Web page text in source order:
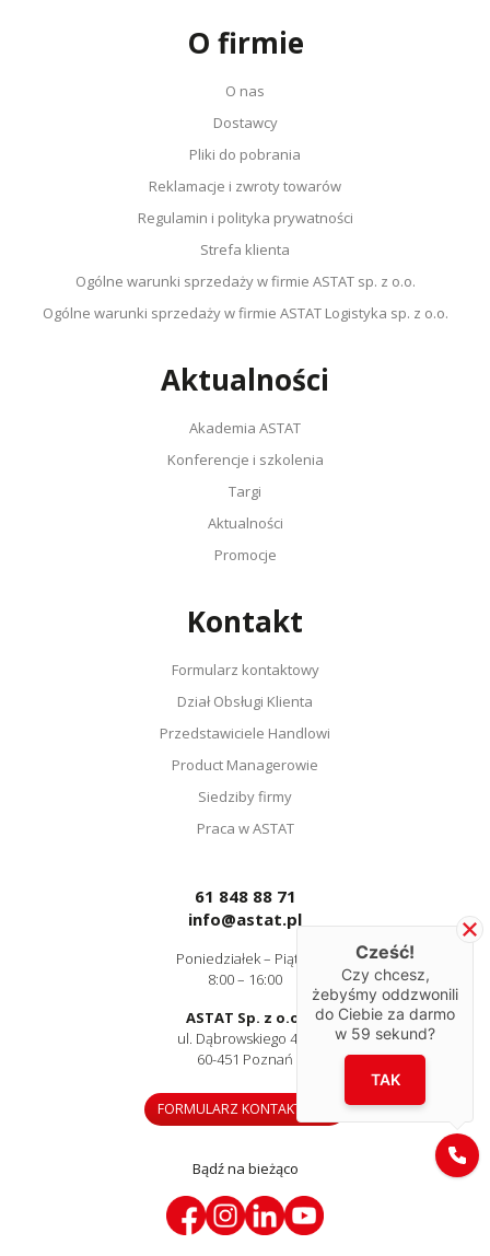
O firmie
O nas
Dostawcy
Pliki do pobrania
Reklamacje i zwroty towarów
Regulamin i polityka prywatności
Strefa klienta
Ogólne warunki sprzedaży w firmie ASTAT sp. z o.o.
Ogólne warunki sprzedaży w firmie ASTAT Logistyka sp. z o.o.
Aktualności
Akademia ASTAT
Konferencje i szkolenia
Targi
Aktualności
Promocje
Kontakt
Formularz kontaktowy
Dział Obsługi Klienta
Przedstawiciele Handlowi
Product Managerowie
Siedziby firmy
Praca w ASTAT
61 848 88 71
info@astat.pl
Poniedziałek – Piątek
8:00 – 16:00
ASTAT Sp. z o.o.
ul. Dąbrowskiego 441
60-451 Poznań
FORMULARZ KONTAKTOWY
Bądź na bieżąco
Cześć!
Czy chcesz,
żebyśmy oddzwonili
do Ciebie za darmo
w 59 sekund?
TAK